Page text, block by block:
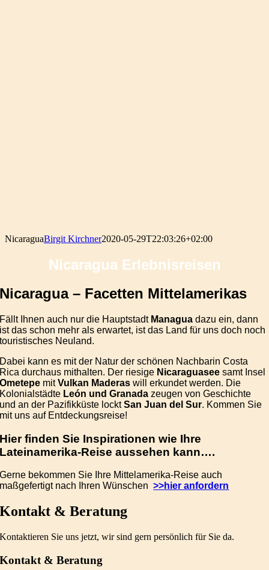
NicaraguaBirgit Kirchner2020-05-29T22:03:26+02:00
Nicaragua Erlebnisreisen
Nicaragua – Facetten Mittelamerikas
Fällt Ihnen auch nur die Hauptstadt Managua dazu ein, dann
ist das schon mehr als erwartet, ist das Land für uns doch noch
touristisches Neuland.
Dabei kann es mit der Natur der schönen Nachbarin Costa
Rica durchaus mithalten. Der riesige Nicaraguasee samt Insel
Ometepe mitVulkan Maderas will erkundet werden. Die
Kolonialstädte León und Granada zeugen von Geschichte
und an der Pazifikküste locktSan Juan del Sur. Kommen Sie
mit uns auf Entdeckungsreise!
Hier finden Sie Inspirationen wie Ihre
Lateinamerika-Reise aussehen kann….
Gerne bekommen Sie Ihre Mittelamerika-Reise auch
maßgefertigt nach Ihren Wünschen>>hier anfordern
Kontakt & Beratung
Kontaktieren Sie uns jetzt, wir sind gern persönlich für Sie da.
Kontakt & Beratung